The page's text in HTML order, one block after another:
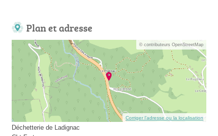
Plan et adresse
© contributeurs OpenStreetMap
Corriger l’adresse ou la localisation
Déchetterie de Ladignac